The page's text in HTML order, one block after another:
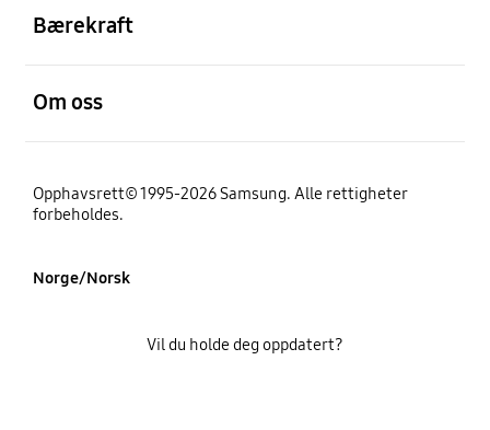
Bærekraft
Om oss
Opphavsrett© 1995-2026 Samsung. Alle rettigheter
forbeholdes.
Norge/Norsk
Vil du holde deg oppdatert?